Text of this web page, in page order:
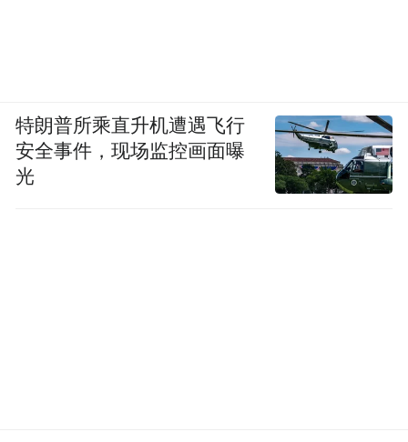
特朗普所乘直升机遭遇飞行
安全事件，现场监控画面曝
光